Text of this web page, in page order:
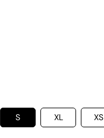
S XL XS